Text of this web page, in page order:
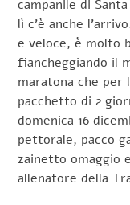
campanile di
lì c’è anche
e veloce, è molto
fiancheggiando il
maratona che per
pacchetto di 2
domenica 16
pettorale, pacco
zainetto omaggio
allenatore della